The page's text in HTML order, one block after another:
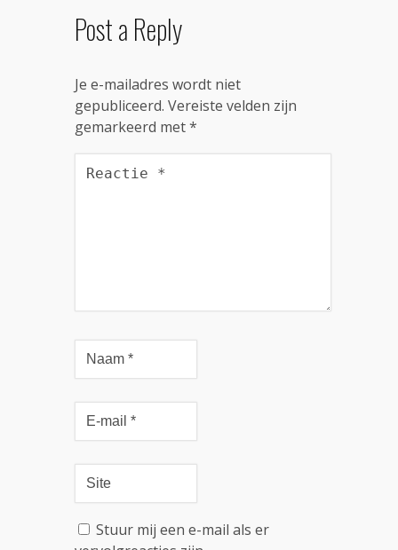
Post a Reply
Je e-mailadres wordt niet
gepubliceerd. Vereiste velden zijn
gemarkeerd met*
Stuur mij een e-mail als er